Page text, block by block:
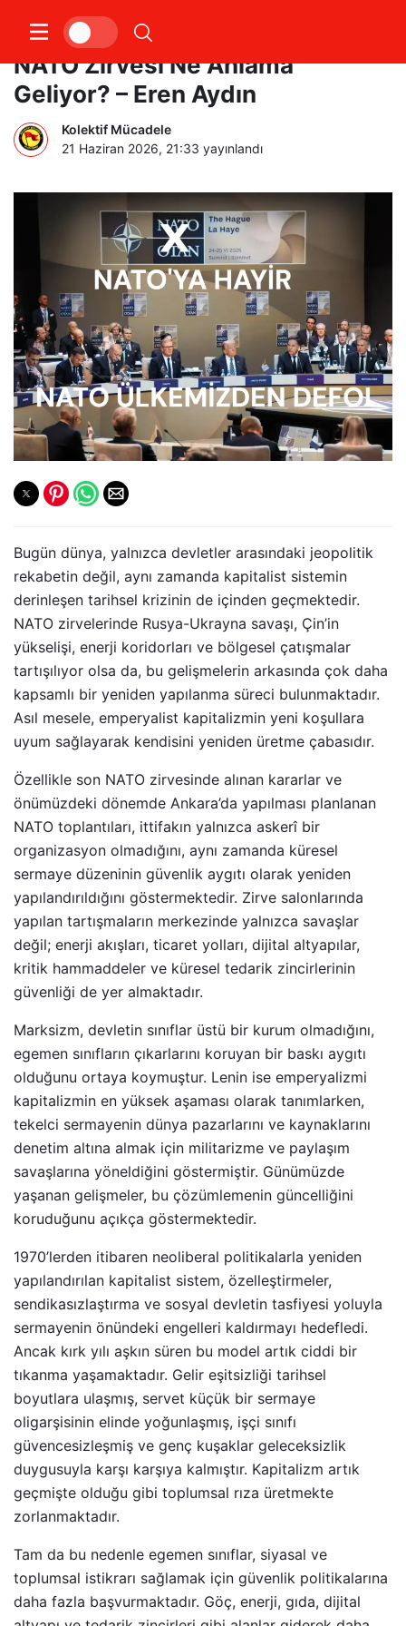
Emperyalizmin Savaş Kabinesi:
NATO Zirvesi Ne Anlama
Geliyor? – Eren Aydın
Kolektif Mücadele
21 Haziran 2026, 21:33 yayınlandı
Bugün dünya, yalnızca devletler arasındaki jeopolitik
rekabetin değil, aynı zamanda kapitalist sistemin
derinleşen tarihsel krizinin de içinden geçmektedir.
NATO zirvelerinde Rusya-Ukrayna savaşı, Çin’in
yükselişi, enerji koridorları ve bölgesel çatışmalar
tartışılıyor olsa da, bu gelişmelerin arkasında çok daha
kapsamlı bir yeniden yapılanma süreci bulunmaktadır.
Asıl mesele, emperyalist kapitalizmin yeni koşullara
uyum sağlayarak kendisini yeniden üretme çabasıdır.
Özellikle son NATO zirvesinde alınan kararlar ve
önümüzdeki dönemde Ankara’da yapılması planlanan
NATO toplantıları, ittifakın yalnızca askerî bir
organizasyon olmadığını, aynı zamanda küresel
sermaye düzeninin güvenlik aygıtı olarak yeniden
yapılandırıldığını göstermektedir. Zirve salonlarında
yapılan tartışmaların merkezinde yalnızca savaşlar
değil; enerji akışları, ticaret yolları, dijital altyapılar,
kritik hammaddeler ve küresel tedarik zincirlerinin
güvenliği de yer almaktadır.
Marksizm, devletin sınıflar üstü bir kurum olmadığını,
egemen sınıfların çıkarlarını koruyan bir baskı aygıtı
olduğunu ortaya koymuştur. Lenin ise emperyalizmi
kapitalizmin en yüksek aşaması olarak tanımlarken,
tekelci sermayenin dünya pazarlarını ve kaynaklarını
denetim altına almak için militarizme ve paylaşım
savaşlarına yöneldiğini göstermiştir. Günümüzde
yaşanan gelişmeler, bu çözümlemenin güncelliğini
koruduğunu açıkça göstermektedir.
1970’lerden itibaren neoliberal politikalarla yeniden
yapılandırılan kapitalist sistem, özelleştirmeler,
sendikasızlaştırma ve sosyal devletin tasfiyesi yoluyla
sermayenin önündeki engelleri kaldırmayı hedefledi.
Ancak kırk yılı aşkın süren bu model artık ciddi bir
tıkanma yaşamaktadır. Gelir eşitsizliği tarihsel
boyutlara ulaşmış, servet küçük bir sermaye
oligarşisinin elinde yoğunlaşmış, işçi sınıfı
güvencesizleşmiş ve genç kuşaklar geleceksizlik
duygusuyla karşı karşıya kalmıştır. Kapitalizm artık
geçmişte olduğu gibi toplumsal rıza üretmekte
zorlanmaktadır.
Tam da bu nedenle egemen sınıflar, siyasal ve
toplumsal istikrarı sağlamak için güvenlik politikalarına
daha fazla başvurmaktadır. Göç, enerji, gıda, dijital